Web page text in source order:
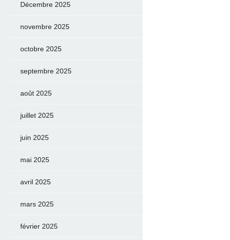
Décembre 2025
novembre 2025
octobre 2025
septembre 2025
août 2025
juillet 2025
juin 2025
mai 2025
avril 2025
mars 2025
février 2025